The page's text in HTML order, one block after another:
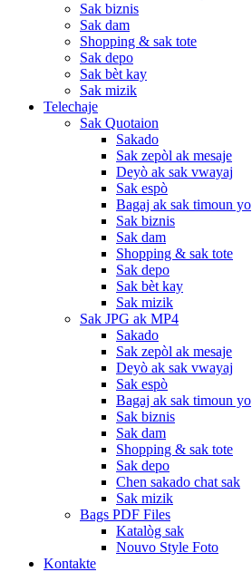
Sak biznis
Sak dam
Shopping & sak tote
Sak depo
Sak bèt kay
Sak mizik
Telechaje
Sak Quotaion
Sakado
Sak zepòl ak mesaje
Deyò ak sak vwayaj
Sak espò
Bagaj ak sak timoun yo
Sak biznis
Sak dam
Shopping & sak tote
Sak depo
Sak bèt kay
Sak mizik
Sak JPG ak MP4
Sakado
Sak zepòl ak mesaje
Deyò ak sak vwayaj
Sak espò
Bagaj ak sak timoun yo
Sak biznis
Sak dam
Shopping & sak tote
Sak depo
Chen sakado chat sak
Sak mizik
Bags PDF Files
Katalòg sak
Nouvo Style Foto
Kontakte